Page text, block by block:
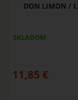
DON LIMON /
SKLADOM
11,85 €